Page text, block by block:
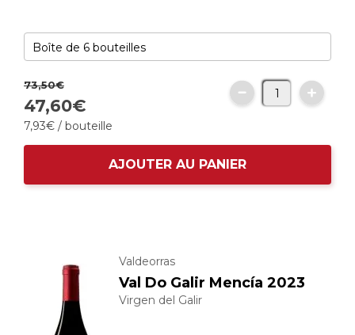
73,50€
47,60€
7,93€ / bouteille
AJOUTER AU PANIER
Valdeorras
Val Do Galir Mencía 2023
Virgen del Galir